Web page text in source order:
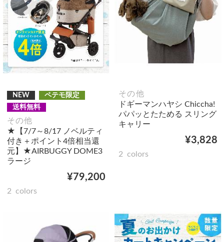
NEW
ペテモ限定
送料無料
その他
★【7/7～8/17 ノベルティ
付き＋ポイント4倍相当還
元】★AIRBUGGY DOME3
ラージ
¥79,200
2 colors
その他
ドギーマンハヤシ Chiccha!
パパッとたためる スリング
キャリー
¥3,828
2 colors